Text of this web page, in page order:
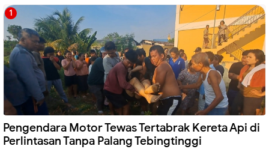
Pengendara Motor Tewas Tertabrak Kereta Api di
Perlintasan Tanpa Palang Tebingtinggi